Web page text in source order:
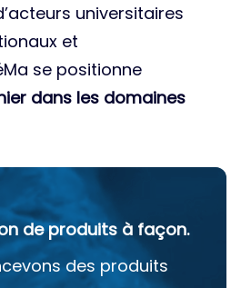
universitaires
et
se positionne
dans les domaines
de produits à façon.
des produits